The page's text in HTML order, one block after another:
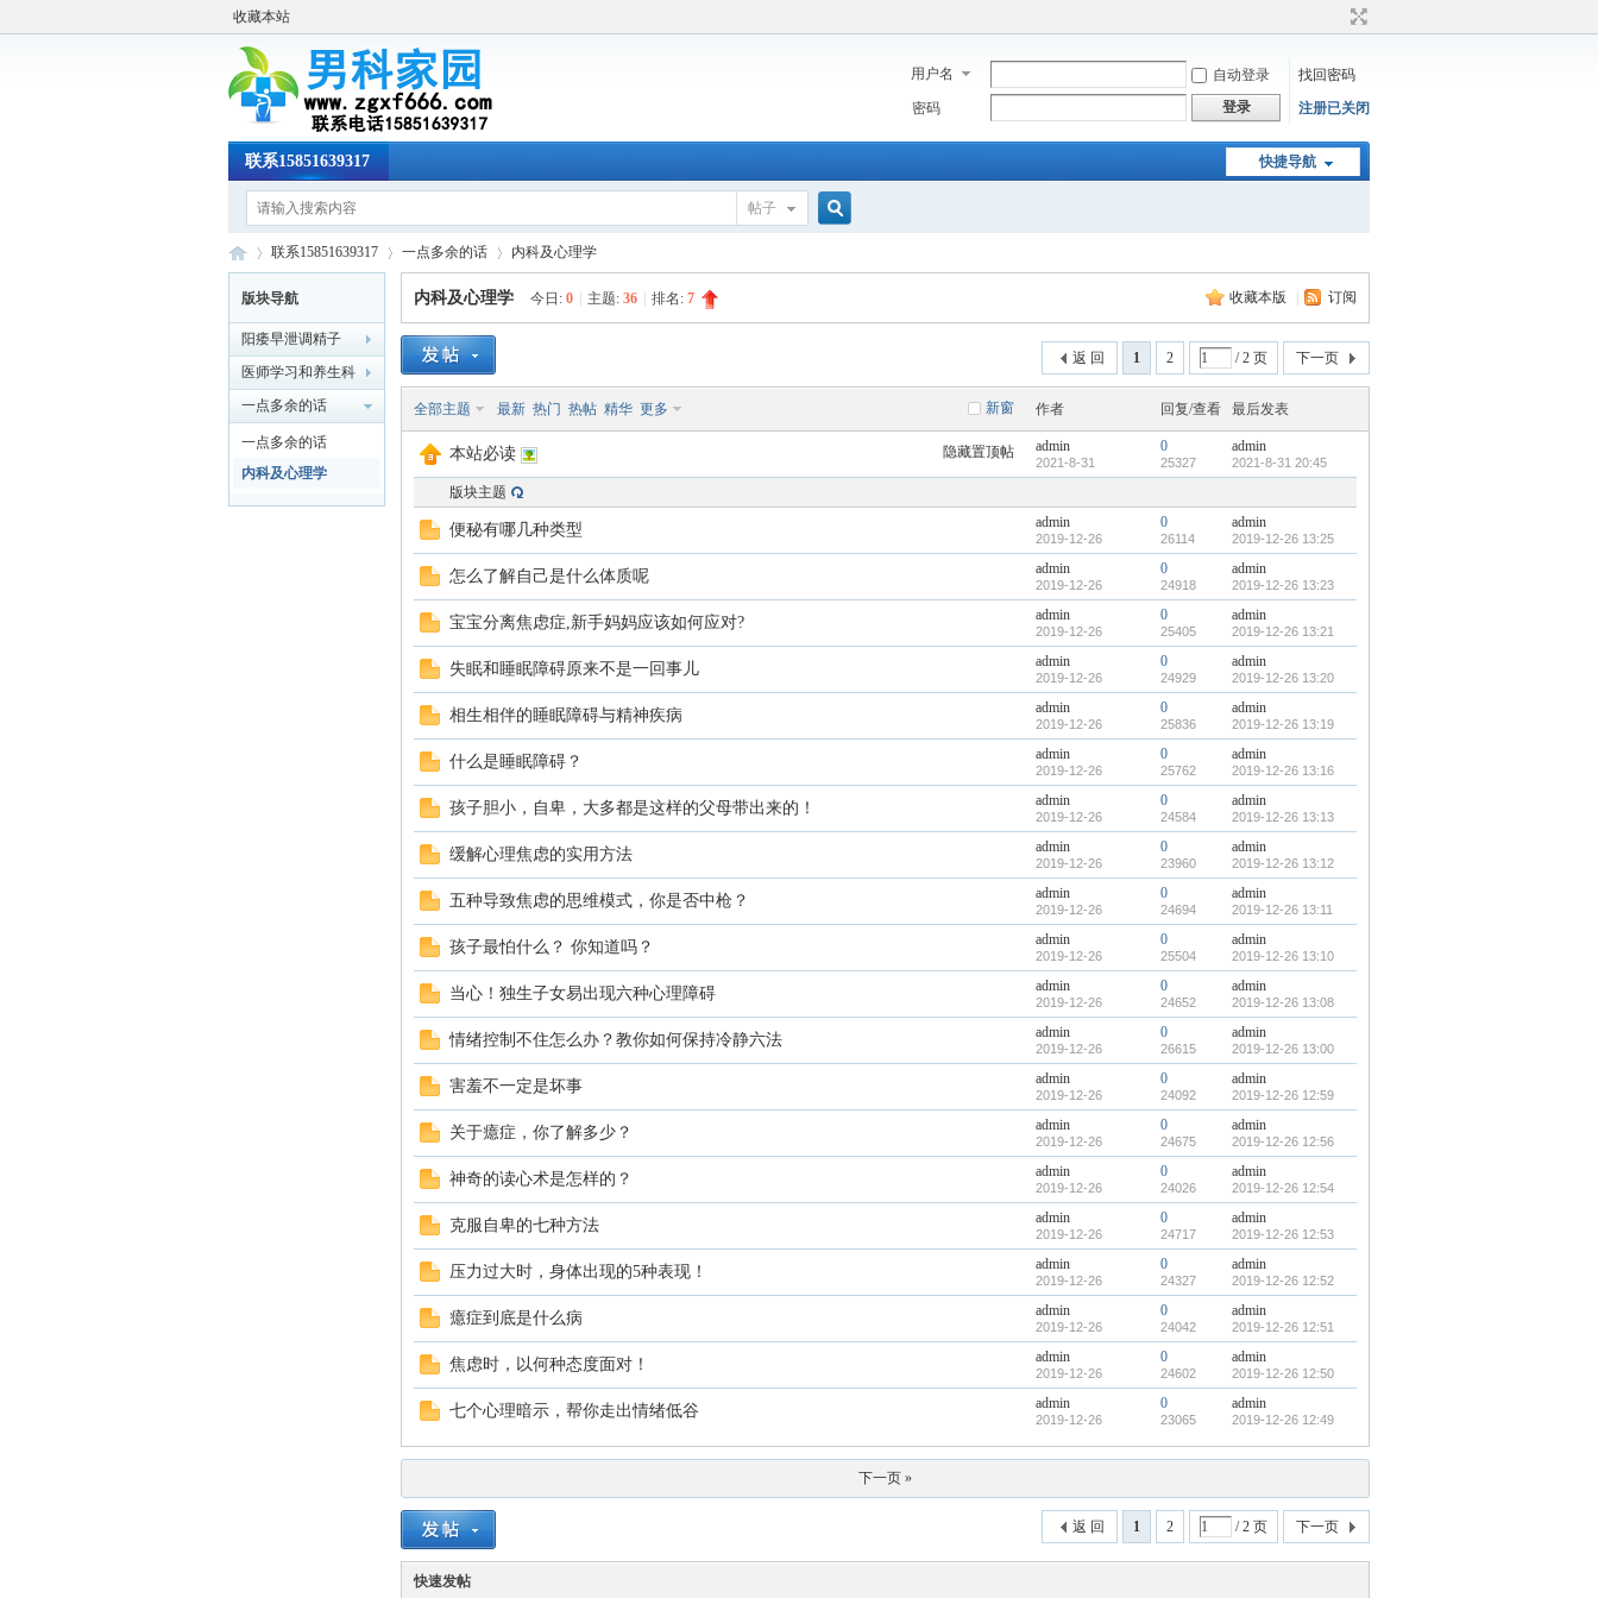
收藏本站
用户名 自动登录
找回密码
密码
登录 注册已关闭
快捷导航
联系15851639317
帖子
男 »
联系15851639317
›
一点多余的话 内科及心理学
版块导航
阳痿早泄调精子
医师学习和养生科
普
一点多余的话
一点多余的话
内科及心理学
收藏本版 订阅
内科及心理学 今日: 0 主题: 36 排名: 7
1 2 / 2 页 下一页
返 回
新窗
全部主题 最新 热门 热帖 精华 更多 作者 回复/查看 最后发表
隐藏置顶帖
本站必读 admin
2021-8-31
0
25327
admin
2021-8-31 20:45
版块主题
便秘有哪几种类型 admin
2019-12-26
0
26114
admin
2019-12-26 13:25
怎么了解自己是什么体质呢 admin
2019-12-26
0
24918
admin
2019-12-26 13:23
宝宝分离焦虑症,新手妈妈应该如何应对? admin
2019-12-26
0
25405
admin
2019-12-26 13:21
失眠和睡眠障碍原来不是一回事儿 admin
2019-12-26
0
24929
admin
2019-12-26 13:20
相生相伴的睡眠障碍与精神疾病 admin
2019-12-26
0
25836
admin
2019-12-26 13:19
什么是睡眠障碍？ admin
2019-12-26
0
25762
admin
2019-12-26 13:16
孩子胆小，自卑，大多都是这样的父母带出来的！ admin
2019-12-26
0
24584
admin
2019-12-26 13:13
缓解心理焦虑的实用方法 admin
2019-12-26
0
23960
admin
2019-12-26 13:12
五种导致焦虑的思维模式，你是否中枪？ admin
2019-12-26
0
24694
admin
2019-12-26 13:11
孩子最怕什么？ 你知道吗？ admin
2019-12-26
0
25504
admin
2019-12-26 13:10
当心！独生子女易出现六种心理障碍 admin
2019-12-26
0
24652
admin
2019-12-26 13:08
情绪控制不住怎么办？教你如何保持冷静六法 admin
2019-12-26
0
26615
admin
2019-12-26 13:00
害羞不一定是坏事 admin
2019-12-26
0
24092
admin
2019-12-26 12:59
关于癔症，你了解多少？ admin
2019-12-26
0
24675
admin
2019-12-26 12:56
神奇的读心术是怎样的？ admin
2019-12-26
0
24026
admin
2019-12-26 12:54
克服自卑的七种方法 admin
2019-12-26
0
24717
admin
2019-12-26 12:53
压力过大时，身体出现的5种表现！ admin
2019-12-26
0
24327
admin
2019-12-26 12:52
癔症到底是什么病 admin
2019-12-26
0
24042
admin
2019-12-26 12:51
焦虑时，以何种态度面对！ admin
2019-12-26
0
24602
admin
2019-12-26 12:50
七个心理暗示，帮你走出情绪低谷 admin
2019-12-26
0
23065
admin
2019-12-26 12:49
下一页 »
1 2 / 2 页 下一页
返 回
快速发帖